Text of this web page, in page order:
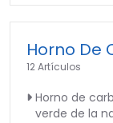
Horno De
12 Artículos
Horno de
verde de la